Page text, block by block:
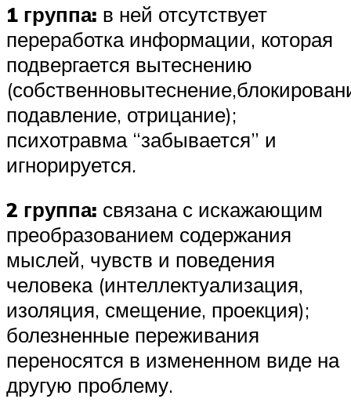
1 группа: в ней отсутствует
переработка информации, которая
подвергается вытеснению
подавление, отрицание);
психотравма “забывается” и
игнорируется.
2 группа: связана с искажающим
преобразованием содержания
мыслей, чувств и поведения
человека (интеллектуализация,
изоляция, смещение, проекция);
болезненные переживания
переносятся в измененном виде на
другую проблему.